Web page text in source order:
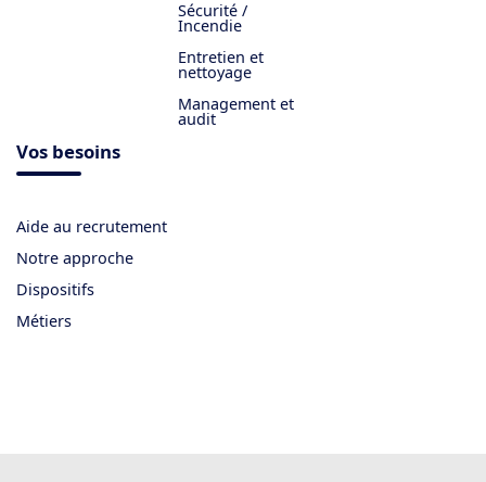
Sécurité /
Incendie
Entretien et
nettoyage
Management et
audit
Vos besoins
Aide au recrutement
Notre approche
Dispositifs
Métiers